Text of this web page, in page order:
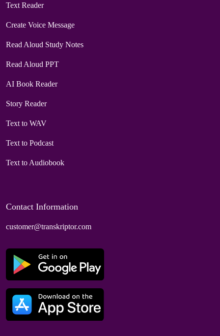
Text Reader
Create Voice Message
Read Aloud Study Notes
Read Aloud PPT
AI Book Reader
Story Reader
Text to WAV
Text to Podcast
Text to Audiobook
Contact Information
customer@transkriptor.com